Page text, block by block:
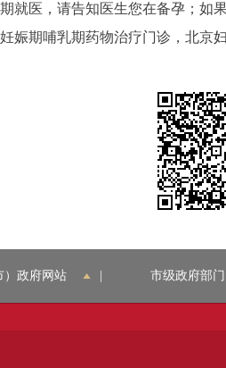
就医，请告知医生您在备孕；如
娠期哺乳期药物治疗门诊，北京
）政府网站 市级政府部